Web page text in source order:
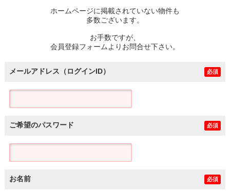
住宅ローン控除シミュレータホームページに掲載されていない物件も
多数ございます。
お手数ですが、
会員登録フォームよりお問合せ下さい。
メールアドレス（ログインID） 必須
ご希望のパスワード 必須
お名前 必須